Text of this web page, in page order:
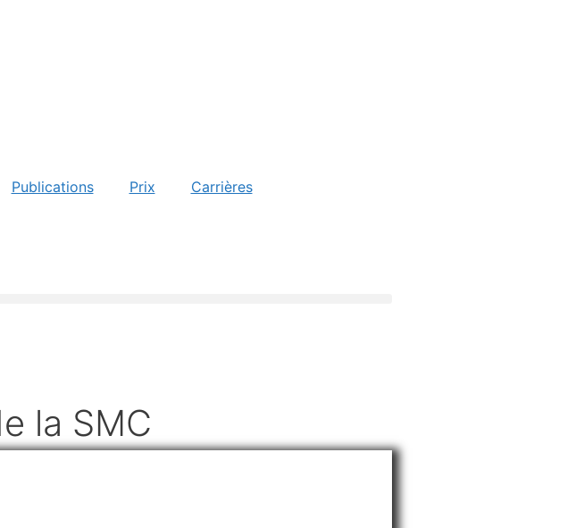
Publications Prix Carrières
la SMC